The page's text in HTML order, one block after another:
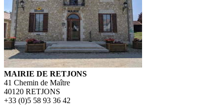
MAIRIE DE RETJONS
41 Chemin de Maître
40120 RETJONS
+33 (0)5 58 93 36 42